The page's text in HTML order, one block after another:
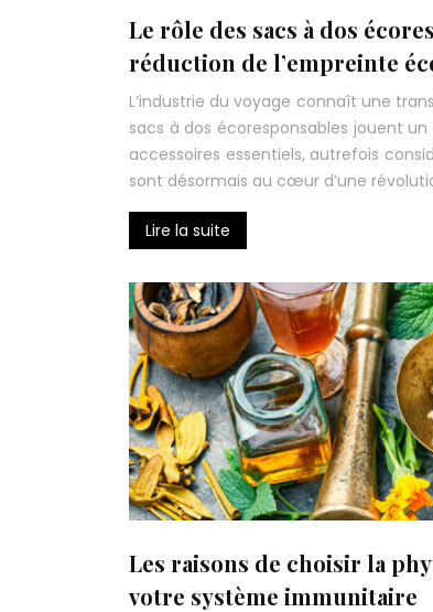
Le rôle des sacs à dos
réduction de l’empreinte
L’industrie du voyage connaît une
sacs à dos écoresponsables jouent
accessoires essentiels, autrefois
sont désormais au cœur d’une
Lire la suite
Les raisons de choisir la
votre système immunitaire